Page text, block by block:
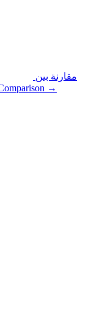
مقارنة بين
→